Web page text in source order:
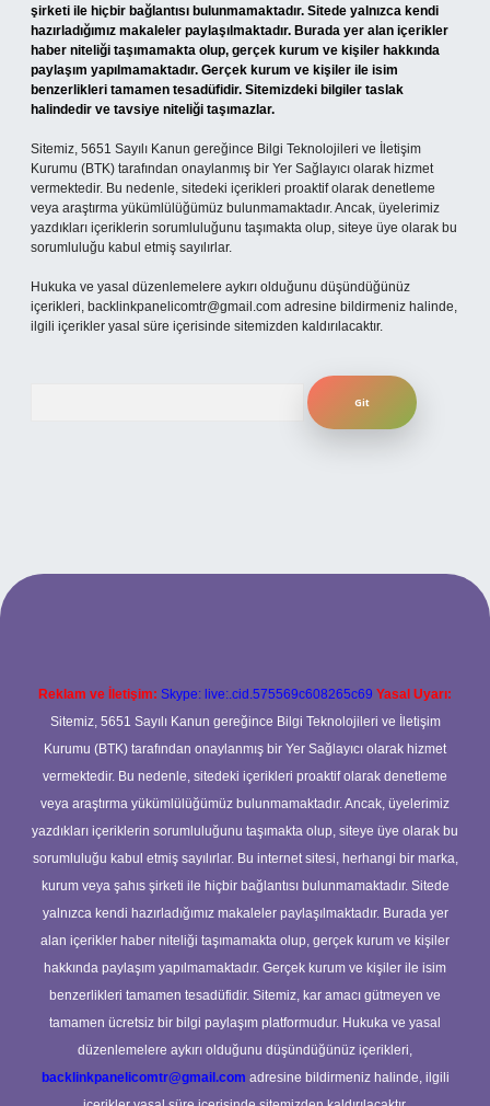
şirketi ile hiçbir bağlantısı bulunmamaktadır. Sitede yalnızca kendi
hazırladığımız makaleler paylaşılmaktadır. Burada yer alan içerikler
haber niteliği taşımamakta olup, gerçek kurum ve kişiler hakkında
paylaşım yapılmamaktadır. Gerçek kurum ve kişiler ile isim
benzerlikleri tamamen tesadüfidir. Sitemizdeki bilgiler taslak
halindedir ve tavsiye niteliği taşımazlar.
Sitemiz, 5651 Sayılı Kanun gereğince Bilgi Teknolojileri ve İletişim
Kurumu (BTK) tarafından onaylanmış bir Yer Sağlayıcı olarak hizmet
vermektedir. Bu nedenle, sitedeki içerikleri proaktif olarak denetleme
veya araştırma yükümlülüğümüz bulunmamaktadır. Ancak, üyelerimiz
yazdıkları içeriklerin sorumluluğunu taşımakta olup, siteye üye olarak bu
sorumluluğu kabul etmiş sayılırlar.
Hukuka ve yasal düzenlemelere aykırı olduğunu düşündüğünüz
içerikleri, backlinkpanelicomtr@gmail.com adresine bildirmeniz halinde,
ilgili içerikler yasal süre içerisinde sitemizden kaldırılacaktır.
Reklam ve İletişim: Skype: live:.cid.575569c608265c69 Yasal Uyarı:
Sitemiz, 5651 Sayılı Kanun gereğince Bilgi Teknolojileri ve İletişim
Kurumu (BTK) tarafından onaylanmış bir Yer Sağlayıcı olarak hizmet
vermektedir. Bu nedenle, sitedeki içerikleri proaktif olarak denetleme
veya araştırma yükümlülüğümüz bulunmamaktadır. Ancak, üyelerimiz
yazdıkları içeriklerin sorumluluğunu taşımakta olup, siteye üye olarak bu
sorumluluğu kabul etmiş sayılırlar. Bu internet sitesi, herhangi bir marka,
kurum veya şahıs şirketi ile hiçbir bağlantısı bulunmamaktadır. Sitede
yalnızca kendi hazırladığımız makaleler paylaşılmaktadır. Burada yer
alan içerikler haber niteliği taşımamakta olup, gerçek kurum ve kişiler
hakkında paylaşım yapılmamaktadır. Gerçek kurum ve kişiler ile isim
benzerlikleri tamamen tesadüfidir. Sitemiz, kar amacı gütmeyen ve
tamamen ücretsiz bir bilgi paylaşım platformudur. Hukuka ve yasal
düzenlemelere aykırı olduğunu düşündüğünüz içerikleri,
backlinkpanelicomtr@gmail.com adresine bildirmeniz halinde, ilgili